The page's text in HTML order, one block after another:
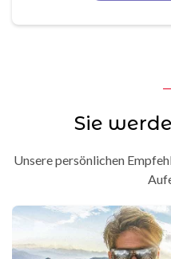
Sie
Unsere persönlichen